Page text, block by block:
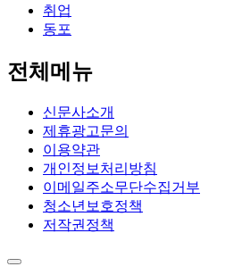
취업
동포
전체메뉴
신문사소개
제휴광고문의
이용약관
개인정보처리방침
이메일주소무단수집거부
청소년보호정책
저작권정책